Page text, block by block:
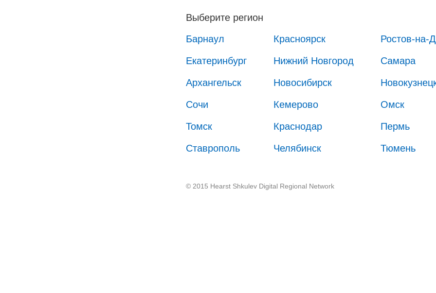
Выберите регион
Барнаул
Красноярск Ростов-на-
Екатеринбург Нижний Новгород Самара
Архангельск Новосибирск
Сочи Кемерово Омск
Томск Краснодар Пермь
Ставрополь Челябинск Тюмень
© 2015 Hearst Shkulev Digital Regional Network